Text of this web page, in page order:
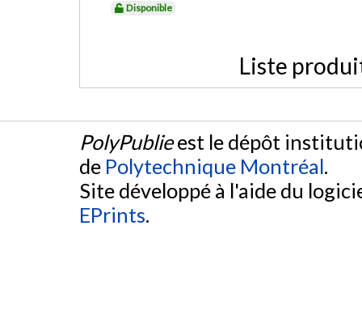
Disponible
Liste
PolyPublieest le dépôt
de Polytechnique Montréal.
Site développé à l'aide du
EPrints.